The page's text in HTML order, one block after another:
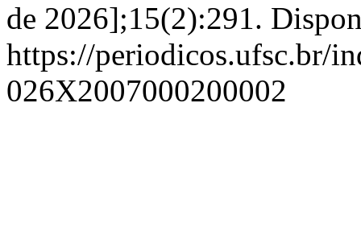
de 2026];15(2):291.
https://periodicos.ufsc.br/
026X2007000200002